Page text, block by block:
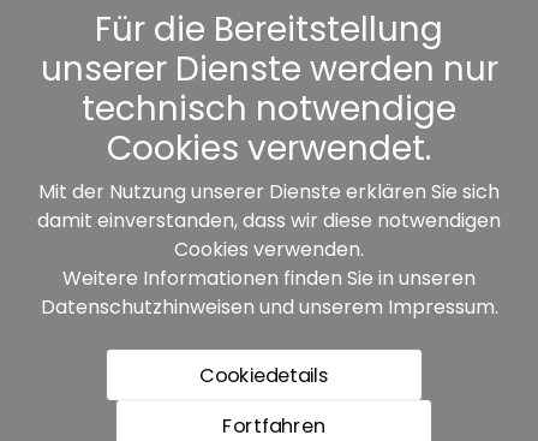
Kennwort vergessen
Sonstiges
Unsere Partner:
Für die Bereitstellung
unserer Dienste werden nur
technisch notwendige
Cookies verwendet.
Mit der Nutzung unserer Dienste erklären Sie sich
damit einverstanden, dass wir diese notwendigen
Cookies verwenden.
Weitere Informationen finden Sie in unseren
Datenschutzhinweisen und unserem Impressum.
Cookiedetails
Fortfahren